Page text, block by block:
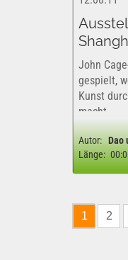
John
gespielt,
Kunst
macht.
Autor: Dao
Länge:
1 2